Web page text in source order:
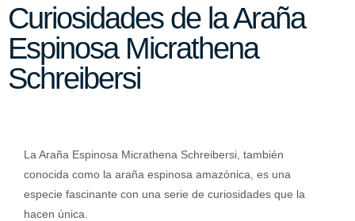
Curiosidades de la Araña
Espinosa Micrathena
Schreibersi
La Araña Espinosa Micrathena Schreibersi, también
conocida como la araña espinosa amazónica, es una
especie fascinante con una serie de curiosidades que la
hacen única.